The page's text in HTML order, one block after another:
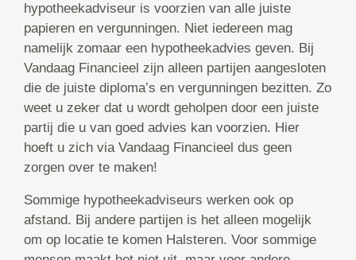
hypotheekadviseur is voorzien van alle juiste
papieren en vergunningen. Niet iedereen mag
namelijk zomaar een hypotheekadvies geven. Bij
Vandaag Financieel zijn alleen partijen aangesloten
die de juiste diploma’s en vergunningen bezitten. Zo
weet u zeker dat u wordt geholpen door een juiste
partij die u van goed advies kan voorzien. Hier
hoeft u zich via Vandaag Financieel dus geen
zorgen over te maken!
Sommige hypotheekadviseurs werken ook op
afstand. Bij andere partijen is het alleen mogelijk
om op locatie te komen Halsteren. Voor sommige